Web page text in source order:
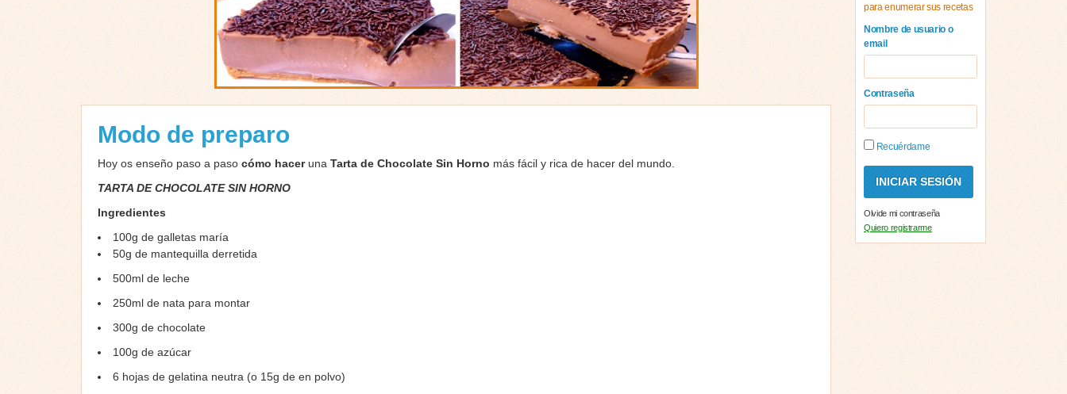
Modo de preparo
Hoy os enseño paso a paso cómo haceruna Tarta de Chocolate Sin Horno más fácil y rica de hacer del mundo.
TARTA DE CHOCOLATE SIN HORNO
Ingredientes
100g de galletas maría
50g de mantequilla derretida
500ml de leche
250ml de nata para montar
300g de chocolate
100g de azúcar
6 hojas de gelatina neutra (o 15g de en polvo)
para enumerar sus recetas
Nombre de usuario o
email
Contraseña
Recuérdame
Olvide mi contraseña
Quiero registrarme